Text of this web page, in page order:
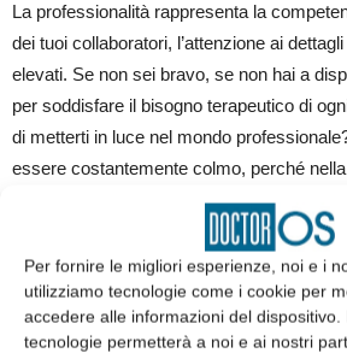
Per fornire le migliori esperienze, noi e i
utilizziamo tecnologie come i cookie per
accedere alle informazioni del
tecnologie permetterà a noi e ai nostri
La professionalità rappresenta la
dei tuoi collaboratori, l’attenzione ai
elevati. Se non sei bravo, se non hai a
per soddisfare il bisogno terapeutico di
di metterti in luce nel mondo
essere costantemente colmo, perché
l’aggiornamento clinico continuo è un
L’empatia è l’inclusione dell’umanità nel
È una componente che deve essere
odontoiatrico.